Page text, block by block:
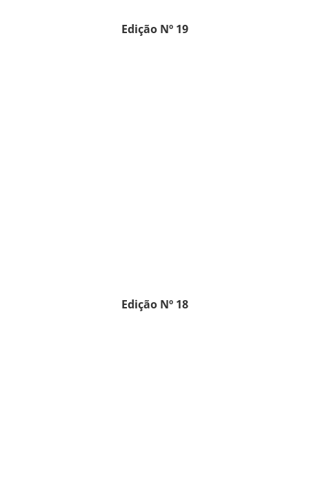
Edição Nº 19
Edição Nº 18